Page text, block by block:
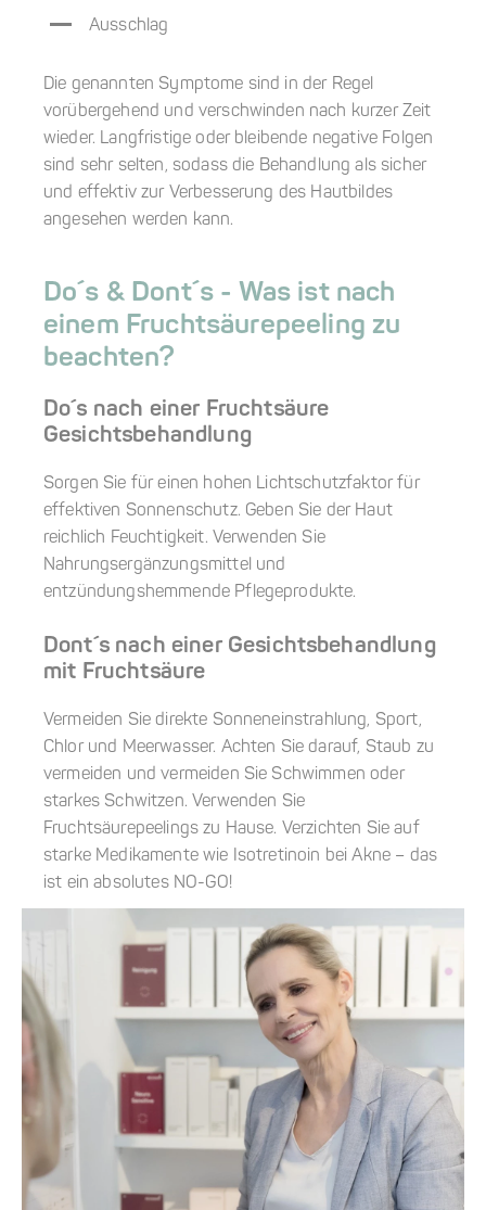
Ausschlag
Die genannten Symptome sind in der Regel
vorübergehend und verschwinden nach kurzer Zeit
wieder. Langfristige oder bleibende negative Folgen
sind sehr selten, sodass die Behandlung als sicher
und effektiv zur Verbesserung des Hautbildes
angesehen werden kann.
Do´s & Dont´s - Was ist nach
einem Fruchtsäurepeeling zu
beachten?
Do´s nach einer Fruchtsäure
Gesichtsbehandlung
Sorgen Sie für einen hohen Lichtschutzfaktor für
effektiven Sonnenschutz. Geben Sie der Haut
reichlich Feuchtigkeit. Verwenden Sie
Nahrungsergänzungsmittel und
entzündungshemmende Pflegeprodukte.
Dont´s nach einer Gesichtsbehandlung
mit Fruchtsäure
Vermeiden Sie direkte Sonneneinstrahlung, Sport,
Chlor und Meerwasser. Achten Sie darauf, Staub zu
vermeiden und vermeiden Sie Schwimmen oder
starkes Schwitzen. Verwenden Sie
Fruchtsäurepeelings zu Hause. Verzichten Sie auf
starke Medikamente wie Isotretinoin bei Akne – das
ist ein absolutes NO-GO!